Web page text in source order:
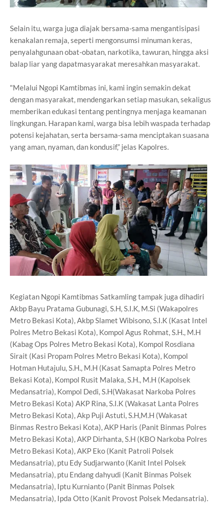
Selain itu, warga juga diajak bersama-sama mengantisipasi
kenakalan remaja, seperti mengonsumsi minuman keras,
penyalahgunaan obat-obatan, narkotika, tawuran, hingga aksi
balap liar yang dapatmasyarakat meresahkan masyarakat.
"Melalui Ngopi Kamtibmas ini, kami ingin semakin dekat
dengan masyarakat, mendengarkan setiap masukan, sekaligus
memberikan edukasi tentang pentingnya menjaga keamanan
lingkungan. Harapan kami, warga bisa lebih waspada terhadap
potensi kejahatan, serta bersama-sama menciptakan suasana
yang aman, nyaman, dan kondusif,” jelas Kapolres.
Kegiatan Ngopi Kamtibmas Satkamling tampak juga dihadiri
Akbp Bayu Pratama Gubunagi, S.H, S.I.K, M.Si (Wakapolres
Metro Bekasi Kota), Akbp Slamet Wibisono, S.I.K (Kasat Intel
Polres Metro Bekasi Kota), Kompol Agus Rohmat, S.H., M.H
(Kabag Ops Polres Metro Bekasi Kota), Kompol Rosdiana
Sirait (Kasi Propam Polres Metro Bekasi Kota), Kompol
Hotman Hutajulu, S.H., M.H (Kasat Samapta Polres Metro
Bekasi Kota), Kompol Rusit Malaka, S.H., M.H (Kapolsek
Medansatria), Kompol Dedi, S.H(Wakasat Narkoba Polres
Metro Bekasi Kota) AKP Rina, S.I.K (Wakasat Lanta Polres
Metro Bekasi Kota), Akp Puji Astuti, S.H,M.H (Wakasat
Binmas Restro Bekasi Kota), AKP Haris (Panit Binmas Polres
Metro Bekasi Kota), AKP Dirhanta, S.H (KBO Narkoba Polres
Metro Bekasi Kota), AKP Eko (Kanit Patroli Polsek
Medansatria), ptu Edy Sudjarwanto (Kanit Intel Polsek
Medansatria), ptu Endang dahyudi (Kanit Binmas Polsek
Medansatria), Iptu Kurnianto (Panit Binmas Polsek
Medansatria), Ipda Otto (Kanit Provost Polsek Medansatria).